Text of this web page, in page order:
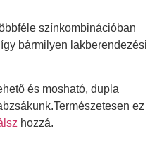
színkombinációban
bármilyen lakberendezési
és mosható, dupla
ez
hozzá.